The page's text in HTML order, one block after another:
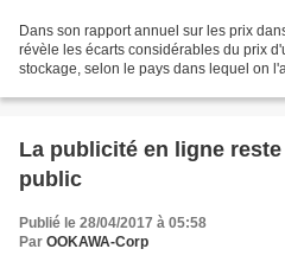
Dans son rapport annuel sur les prix
révèle les écarts considérables du prix
stockage, selon le pays dans lequel on
La publicité en ligne
public
Publié le 28/04/2017 à 05:58
Par OOKAWA-Corp